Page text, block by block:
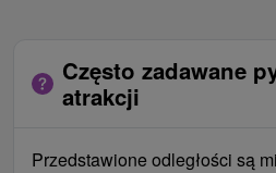
Często zadawane
atrakcji
Przedstawione odległości są